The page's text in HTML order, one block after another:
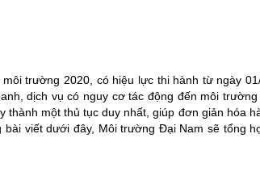
trường 2020, có hiệu lực thi hành từ ngày 01/
dịch vụ có nguy cơ tác động đến môi trường
một thủ tục duy nhất, giúp đơn giản hóa
viết dưới đây, Môi trường Đại Nam sẽ tổng